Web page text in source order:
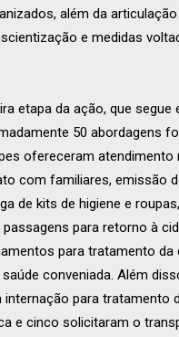
além da articulação
e medidas
etapa da ação, que segue
50 abordagens
ofereceram atendimento
com familiares, emissão
de kits de higiene e
para retorno à
para tratamento da
conveniada. Além
para tratamento
e cinco solicitaram o